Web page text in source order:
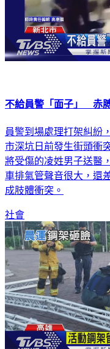
不給員警「面子」 赤
員警到場處理打架糾紛
市深坑日前發生街頭衝
將受傷的凌姓男子送醫
車排氣管聲音很大，還
成肢體衝突。
社會